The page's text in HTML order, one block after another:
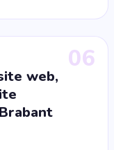
06
web,